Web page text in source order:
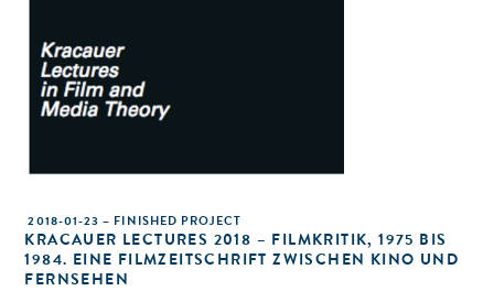
2018-01-23 – FINISHED PROJECT
KRACAUER LECTURES 2018 – FILMKRITIK, 1975 BIS
1984. EINE FILMZEITSCHRIFT ZWISCHEN KINO UND
FERNSEHEN